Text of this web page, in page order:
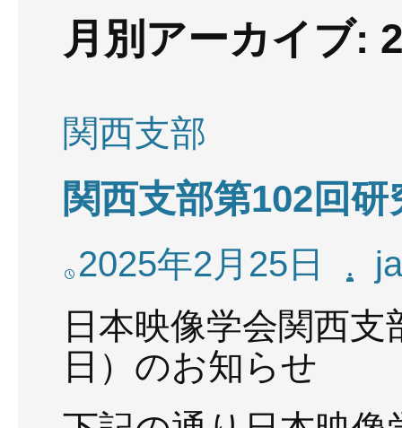
月別アーカイブ:
関西支部
関西支部第102回
2025年2月25日
日本映像学会関西
日）のお知らせ